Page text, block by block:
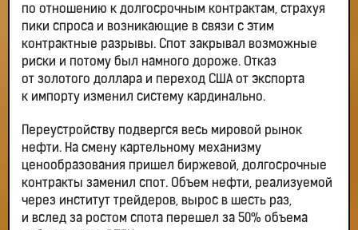
по отношению к долгосрочным контрактам, страхуя
пики спроса и возникающие в связи с этим
контрактные разрывы. Спот закрывал возможные
риски и потому был намного дороже. Отказ
от золотого доллара и переход США от экспорта
к импорту изменил систему кардинально.
Переустройству подвергся весь мировой рынок
нефти. На смену картельному механизму
ценообразования пришел биржевой, долгосрочные
контракты заменил спот. Объем нефти, реализуемой
через институт трейдеров, вырос в шесть раз,
и вслед за ростом спота перешел за 50% объема